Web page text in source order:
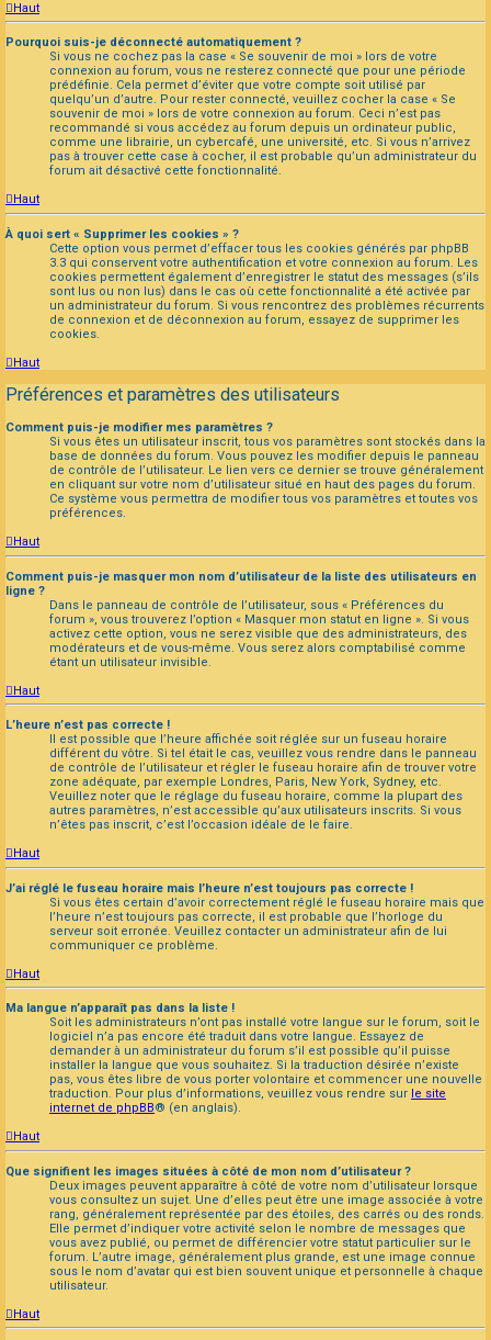
Haut
Pourquoi suis-je déconnecté automatiquement ?
Si vous ne cochez pas la case « Se souvenir de moi » lors de votre
connexion au forum, vous ne resterez connecté que pour une période
prédéfinie. Cela permet d’éviter que votre compte soit utilisé par
quelqu’un d’autre. Pour rester connecté, veuillez cocher la case « Se
souvenir de moi » lors de votre connexion au forum. Ceci n’est pas
recommandé si vous accédez au forum depuis un ordinateur public,
comme une librairie, un cybercafé, une université, etc. Si vous n’arrivez
pas à trouver cette case à cocher, il est probable qu’un administrateur du
forum ait désactivé cette fonctionnalité.
Haut
À quoi sert « Supprimer les cookies » ?
Cette option vous permet d’effacer tous les cookies générés par phpBB
3.3 qui conservent votre authentification et votre connexion au forum. Les
cookies permettent également d’enregistrer le statut des messages (s’ils
sont lus ou non lus) dans le cas où cette fonctionnalité a été activée par
un administrateur du forum. Si vous rencontrez des problèmes récurrents
de connexion et de déconnexion au forum, essayez de supprimer les
cookies.
Haut
Préférences et paramètres des utilisateurs
Comment puis-je modifier mes paramètres ?
Si vous êtes un utilisateur inscrit, tous vos paramètres sont stockés dans la
base de données du forum. Vous pouvez les modifier depuis le panneau
de contrôle de l’utilisateur. Le lien vers ce dernier se trouve généralement
en cliquant sur votre nom d’utilisateur situé en haut des pages du forum.
Ce système vous permettra de modifier tous vos paramètres et toutes vos
préférences.
Haut
Comment puis-je masquer mon nom d’utilisateur de la liste des utilisateurs en
ligne ?
Dans le panneau de contrôle de l’utilisateur, sous « Préférences du
forum », vous trouverez l’option « Masquer mon statut en ligne ». Si vous
activez cette option, vous ne serez visible que des administrateurs, des
modérateurs et de vous-même. Vous serez alors comptabilisé comme
étant un utilisateur invisible.
Haut
L’heure n’est pas correcte !
Il est possible que l’heure affichée soit réglée sur un fuseau horaire
différent du vôtre. Si tel était le cas, veuillez vous rendre dans le panneau
de contrôle de l’utilisateur et régler le fuseau horaire afin de trouver votre
zone adéquate, par exemple Londres, Paris, New York, Sydney, etc.
Veuillez noter que le réglage du fuseau horaire, comme la plupart des
autres paramètres, n’est accessible qu’aux utilisateurs inscrits. Si vous
n’êtes pas inscrit, c’est l’occasion idéale de le faire.
Haut
J’ai réglé le fuseau horaire mais l’heure n’est toujours pas correcte !
Si vous êtes certain d’avoir correctement réglé le fuseau horaire mais que
l’heure n’est toujours pas correcte, il est probable que l’horloge du
serveur soit erronée. Veuillez contacter un administrateur afin de lui
communiquer ce problème.
Haut
Ma langue n’apparaît pas dans la liste !
Soit les administrateurs n’ont pas installé votre langue sur le forum, soit le
logiciel n’a pas encore été traduit dans votre langue. Essayez de
demander à un administrateur du forum s’il est possible qu’il puisse
installer la langue que vous souhaitez. Si la traduction désirée n’existe
pas, vous êtes libre de vous porter volontaire et commencer une nouvelle
traduction. Pour plus d’informations, veuillez vous rendre sur le site
internet de phpBB® (en anglais).
Haut
Que signifient les images situées à côté de mon nom d’utilisateur ?
Deux images peuvent apparaître à côté de votre nom d’utilisateur lorsque
vous consultez un sujet. Une d’elles peut être une image associée à votre
rang, généralement représentée par des étoiles, des carrés ou des ronds.
Elle permet d’indiquer votre activité selon le nombre de messages que
vous avez publié, ou permet de différencier votre statut particulier sur le
forum. L’autre image, généralement plus grande, est une image connue
sous le nom d’avatar qui est bien souvent unique et personnelle à chaque
utilisateur.
Haut